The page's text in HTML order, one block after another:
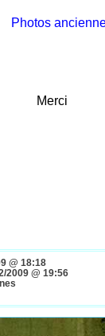
Photos
@ 18:18
2009 @ 19:56